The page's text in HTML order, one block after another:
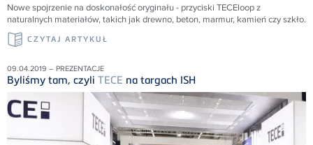
Nowe spojrzenie na doskonałość oryginału - przyciski TECEloop z
naturalnych materiałów, takich jak drewno, beton, marmur, kamień czy szkło.
CZYTAJ ARTYKUŁ
09.04.2019 – PREZENTACJE
Byliśmy tam, czyli TECE na targach ISH